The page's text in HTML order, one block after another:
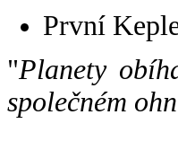
První
"Planety
společném